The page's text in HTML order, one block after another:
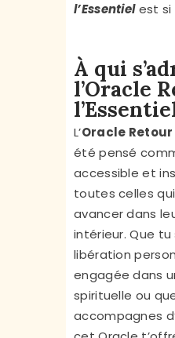
l’Essentielest si
À qui
l’Oracle
L’Oracle Retour
été pensé
accessible et
toutes celles
avancer dans
intérieur. Que
libération
engagée dans
spirituelle ou
accompagnes